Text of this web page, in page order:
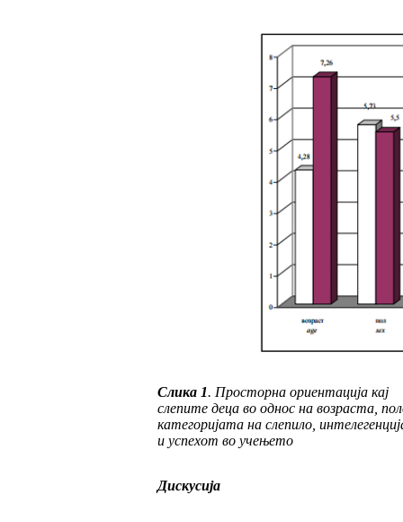
Слика1. Просторна ориентација кај
слепите деца во однос на возраста,
категоријата на слепило,
и успехот во учењето
Дискусија